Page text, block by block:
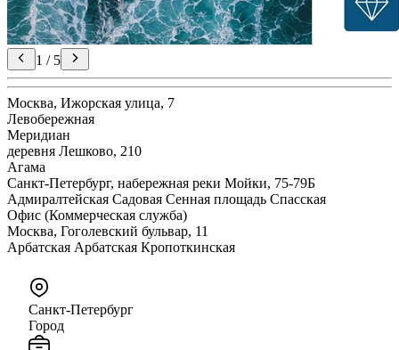
1 / 5
Москва, Ижорская улица, 7
Левобережная
Меридиан
деревня Лешково, 210
Агама
Санкт-Петербург, набережная реки Мойки, 75-79Б
Адмиралтейская Садовая Сенная площадь Спасская
Офис (Коммерческая служба)
Москва, Гоголевский бульвар, 11
Арбатская Арбатская Кропоткинская
Санкт-Петербург
Город